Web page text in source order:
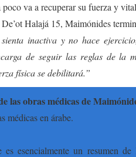
va a recuperar su fuerza y
Halajá 15, Maimónides
inactiva y no hace
de seguir las reglas de la
física se debilitará.”
las obras médicas de
médicas en árabe.
esencialmente un resumen de